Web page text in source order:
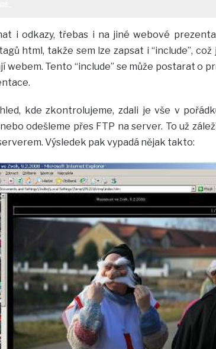
i odkazy, třebas i na jiné webové
html, takže sem lze zapsat i “include”,
webem. Tento “include” se může postarat o
kde zkontrolujeme, zdali je vše v
odešleme přes FTP na server. To už
Výsledek pak vypadá nějak takto: